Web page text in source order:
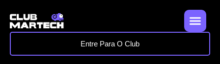
Entre Para O Club